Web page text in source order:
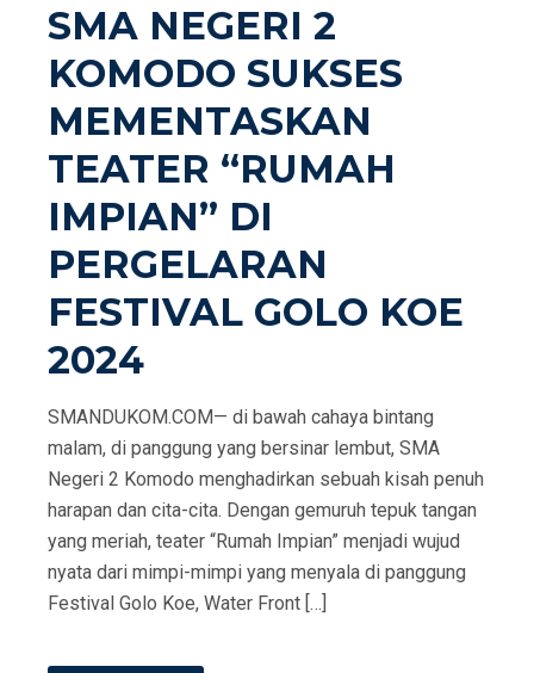
O
N
SMA NEGERI 2
KOMODO SUKSES
MEMENTASKAN
TEATER “RUMAH
IMPIAN” DI
PERGELARAN
FESTIVAL GOLO KOE
2024
SMANDUKOM.COM— di bawah cahaya bintang
malam, di panggung yang bersinar lembut, SMA
Negeri 2 Komodo menghadirkan sebuah kisah penuh
harapan dan cita-cita. Dengan gemuruh tepuk tangan
yang meriah, teater “Rumah Impian” menjadi wujud
nyata dari mimpi-mimpi yang menyala di panggung
Festival Golo Koe, Water Front […]